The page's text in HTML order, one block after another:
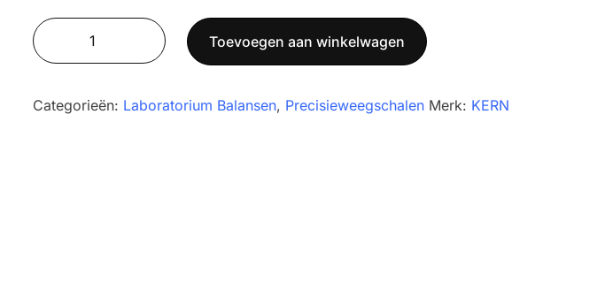
Precisieweegschaal
KERN
600-
Toevoegen aan winkelwagen
Categorieën: Laboratorium Balansen, Precisieweegschalen Merk: KERN